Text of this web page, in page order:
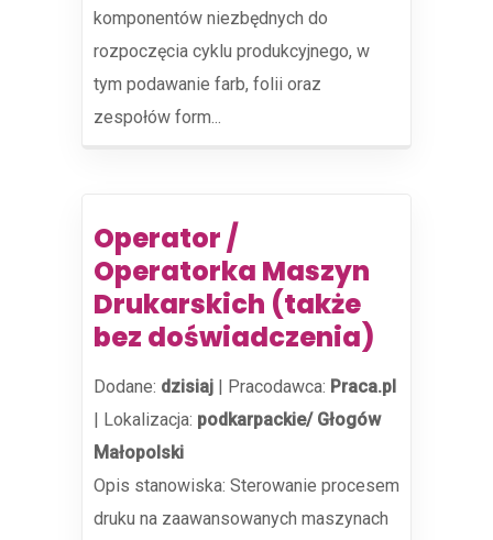
komponentów niezbędnych do
rozpoczęcia cyklu produkcyjnego, w
tym podawanie farb, folii oraz
zespołów form...
Operator /
Operatorka Maszyn
Drukarskich (także
bez doświadczenia)
Dodane: dzisiaj | Pracodawca: Praca.pl
| Lokalizacja: podkarpackie/ Głogów
Małopolski
Opis stanowiska: Sterowanie procesem
druku na zaawansowanych maszynach